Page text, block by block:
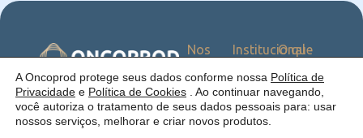
Uma empresa:
Institucional
somos
Como
atuamos
Estrutura
Blog
O que
Serviços
Catálogo
Nos
nas
Redes
A Oncoprod protege seus dados conforme nossa Política de
Privacidade e Política de Cookies . Ao continuar navegando,
você autoriza o tratamento de seus dados pessoais para: usar
nossos serviços, melhorar e criar novos produtos.